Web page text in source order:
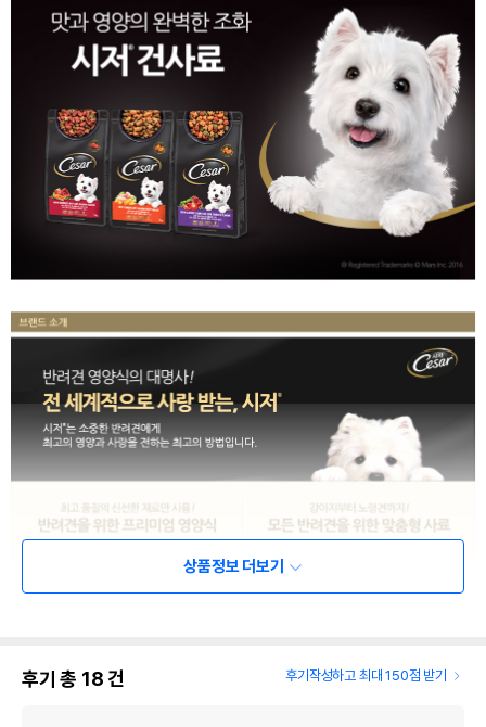
상품정보 더보기
후기 총 18건 후기작성하고 최대 150점 받기